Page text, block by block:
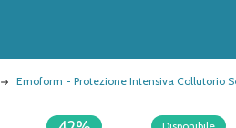
Emoform - Protezione Intensiva Collutorio